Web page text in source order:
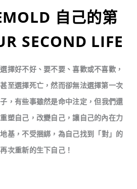
自己的第
SECOND LIFE
擇好不好、要不要、喜歡或不喜歡，
至選擇死亡，然而卻無法選擇第一次
，有些事雖然是命中注定，但我們還
塑自己，改變自己，讓自己的內在力
基，不受捆綁，為自己找到「對」的
次重新的生下自己！